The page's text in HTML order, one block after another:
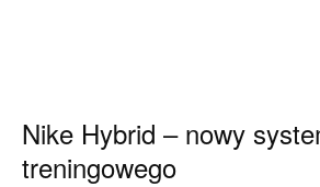
Nike Hybrid – nowy
treningowego